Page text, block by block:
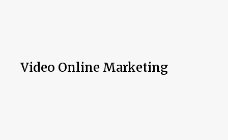
Video Online Marketing